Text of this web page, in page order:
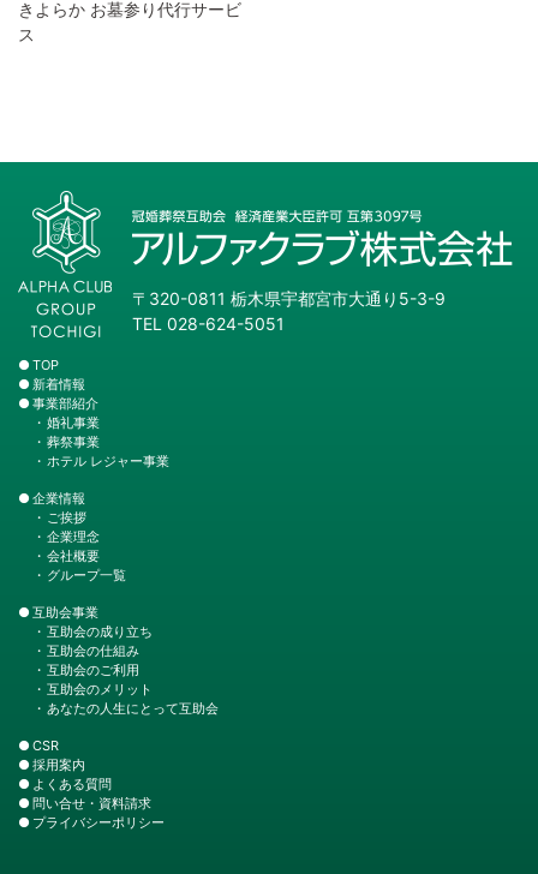
きよらか お墓参り代行サービ
ス
〒320-0811 栃木県宇都宮市大通り5-3-9
TEL 028-624-5051
TOP
新着情報
事業部紹介
婚礼事業
葬祭事業
ホテル レジャー事業
企業情報
ご挨拶
企業理念
会社概要
グループ一覧
互助会事業
互助会の成り立ち
互助会の仕組み
互助会のご利用
互助会のメリット
あなたの人生にとって互助会
CSR
採用案内
よくある質問
問い合せ・資料請求
プライバシーポリシー